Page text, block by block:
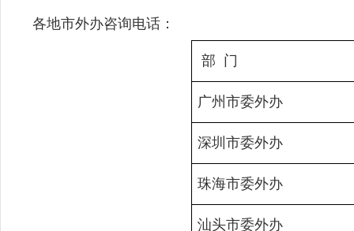
各地市外办咨询电话：
部  门
广州市委外办
深圳市委外办
珠海市委外办
汕头市委外办